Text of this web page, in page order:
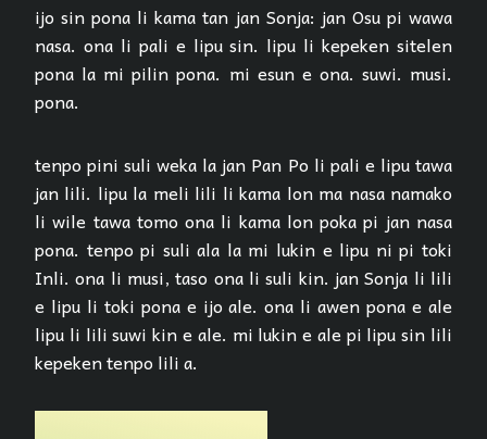
ijo sin pona li kama tan jan Sonja: jan Osu pi wawa
nasa. ona li pali e lipu sin. lipu li kepeken sitelen
pona la mi pilin pona. mi esun e ona. suwi. musi.
pona.
tenpo pini suli weka la jan Pan Po li pali e lipu tawa
jan lili. lipu la meli lili li kama lon ma nasa namako
li wile tawa tomo ona li kama lon poka pi jan nasa
pona. tenpo pi suli ala la mi lukin e lipu ni pi toki
Inli. ona li musi, taso ona li suli kin. jan Sonja li lili
e lipu li toki pona e ijo ale. ona li awen pona e ale
lipu li lili suwi kin e ale. mi lukin e ale pi lipu sin lili
kepeken tenpo lili a.